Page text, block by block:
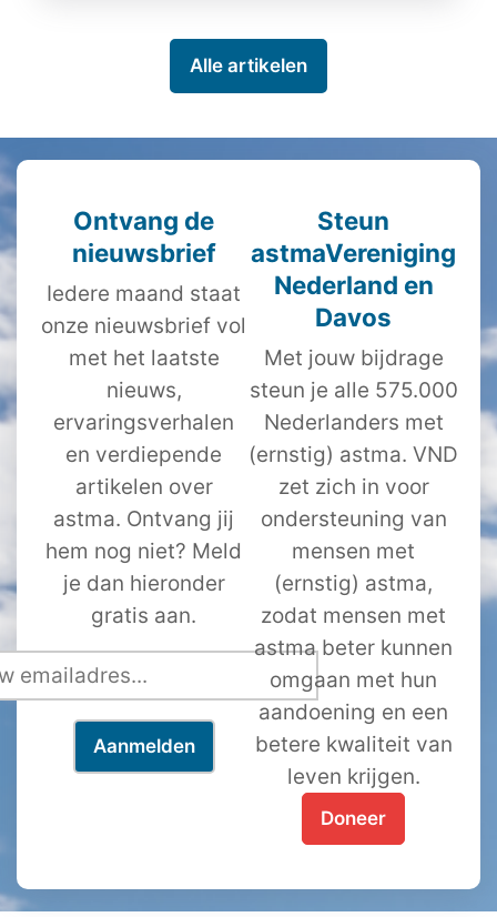
Alle artikelen
Ontvang de
nieuwsbrief
Iedere maand staat
onze nieuwsbrief vol
met het laatste
nieuws,
ervaringsverhalen
en verdiepende
artikelen over
astma. Ontvang jij
hem nog niet? Meld
je dan hieronder
gratis aan.
Steun
astmaVereniging
Nederland en
Davos
Met jouw bijdrage
steun je alle 575.000
Nederlanders met
(ernstig) astma. VND
zet zich in voor
ondersteuning van
mensen met
(ernstig) astma,
zodat mensen met
astma beter kunnen
omgaan met hun
aandoening en een
betere kwaliteit van
leven krijgen.
Doneer